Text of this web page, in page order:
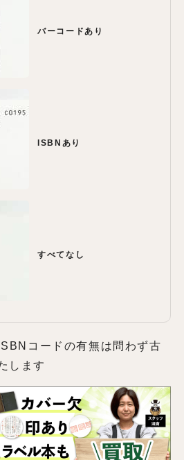
バーコードあり
ISBNあり
すべてなし
コードの有無は問わず古
します